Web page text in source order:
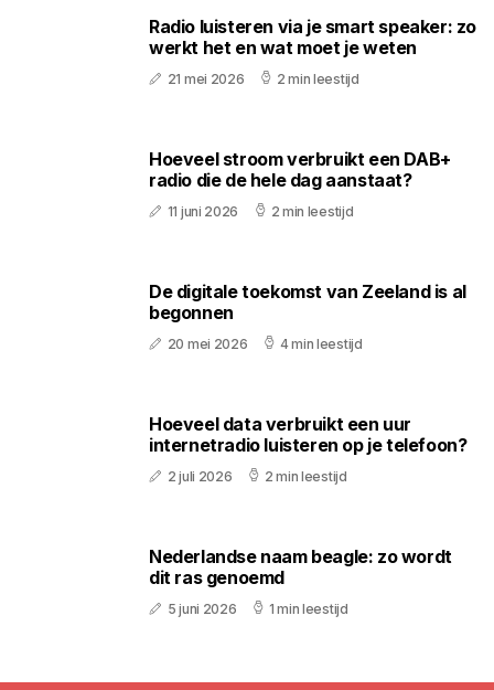
Radio luisteren via je smart speaker: zo
werkt het en wat moet je weten
21 mei 2026 2 min leestijd
Hoeveel stroom verbruikt een DAB+
radio die de hele dag aanstaat?
11 juni 2026 2 min leestijd
De digitale toekomst van Zeeland is al
begonnen
20 mei 2026 4 min leestijd
Hoeveel data verbruikt een uur
internetradio luisteren op je telefoon?
2 juli 2026 2 min leestijd
Nederlandse naam beagle: zo wordt
dit ras genoemd
5 juni 2026 1 min leestijd